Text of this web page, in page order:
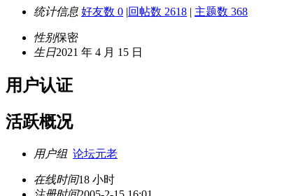
统计信息 好友数 0 |回帖数 2618 | 主题数 368
性别保密
生日2021 年 4 月 15 日
用户认证
活跃概况
用户组 论坛元老
在线时间18 小时